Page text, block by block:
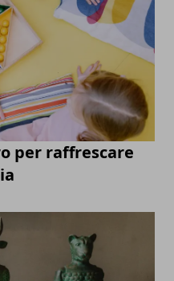
per raffrescare